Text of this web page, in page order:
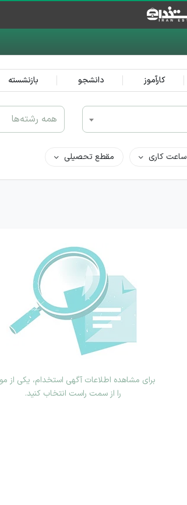
کارآموز دانشجو بازنشسته
همه رشته‌ها
ساعت کاری مقطع تحصیلی
برای مشاهده اطلاعات آگهی استخدام، یکی از
را از سمت راست انتخاب کنید.